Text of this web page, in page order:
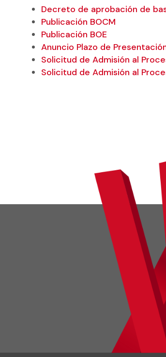
Decreto de aprobación de
Publicación BOCM
Publicación BOE
Anuncio Plazo de
Solicitud de Admisión al
Solicitud de Admisión al